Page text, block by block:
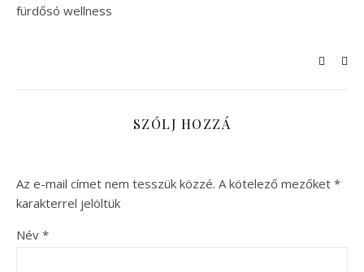
fürdősó wellness
SZÓLJ HOZZÁ
Az e-mail címet nem tesszük közzé. A kötelező mezőket *
karakterrel jelöltük
Név *